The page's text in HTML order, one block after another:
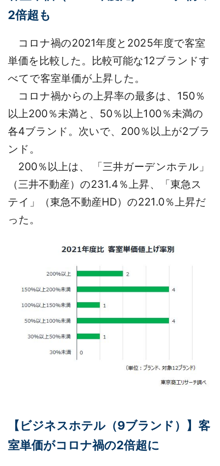
2倍超も
コロナ禍の2021年度と2025年度で客室
単価を比較した。比較可能な12ブランドす
べてで客室単価が上昇した。
コロナ禍からの上昇率の最多は、150％
以上200％未満と、50％以上100％未満の
各4ブランド。次いで、200％以上が2ブラ
ンド。
200％以上は、 「三井ガーデンホテル」
（三井不動産）の231.4％上昇、「東急ス
テイ」（東急不動産HD）の221.0％上昇だ
った。
【ビジネスホテル（9ブランド）】客
室単価がコロナ禍の2倍超に